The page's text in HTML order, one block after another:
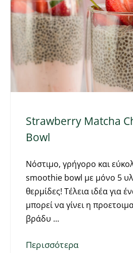
Strawberry Matcha
Bowl
Νόστιμο, γρήγορο και
smoothie bowl με μόνο 5
θερμίδες! Τέλεια ιδέα για
μπορεί να γίνει η
βράδυ
Περισσότερα